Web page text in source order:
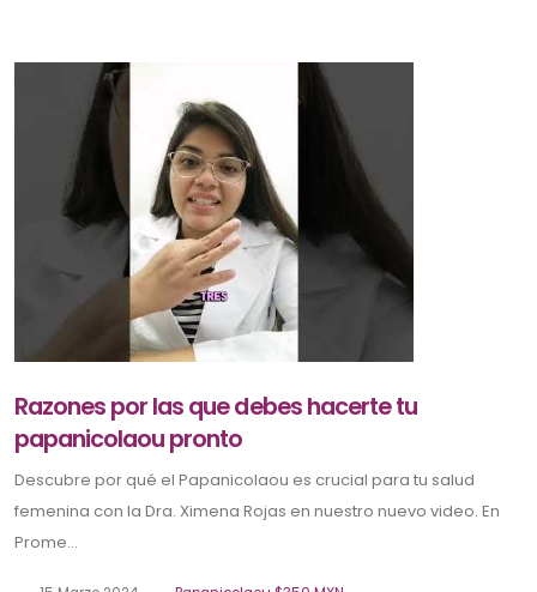
Razones por las que debes hacerte tu
papanicolaou pronto
Descubre por qué el Papanicolaou es crucial para tu salud
femenina con la Dra. Ximena Rojas en nuestro nuevo video. En
Prome...